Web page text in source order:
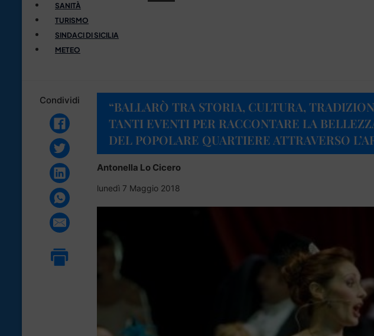
SANITÀ
TURISMO
SINDACI DI SICILIA
METEO
Condividi
“BALLARÒ TRA STORIA, CULTURA,
TANTI EVENTI PER RACCONTARE LA
DEL POPOLARE QUARTIERE ATTRAVERSO
Antonella Lo Cicero
lunedì 7 Maggio 2018